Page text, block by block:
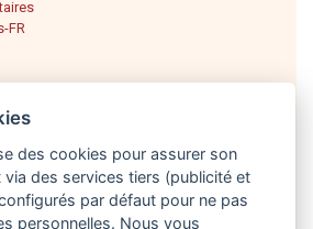
FR
des cookies pour assurer son
des services tiers (publicité et
par défaut pour ne pas
personnelles. Nous vous